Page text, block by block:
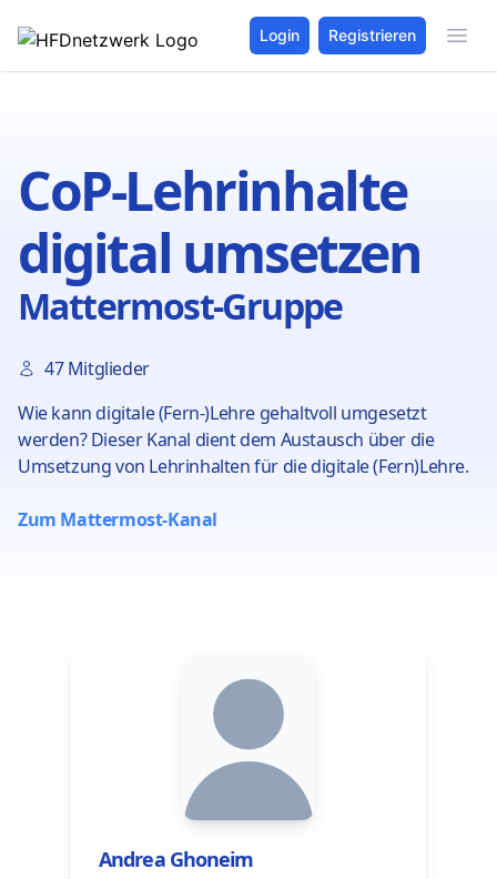
Login Registrieren
CoP-Lehrinhalte
digital umsetzen
Mattermost-Gruppe
47 Mitglieder
Wie kann digitale (Fern-)Lehre gehaltvoll umgesetzt
werden? Dieser Kanal dient dem Austausch über die
Umsetzung von Lehrinhalten für die digitale (Fern)Lehre.
Zum Mattermost-Kanal
Andrea Ghoneim